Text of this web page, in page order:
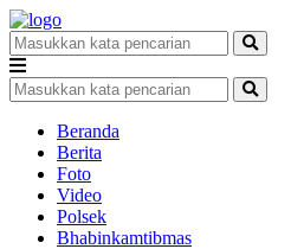
Beranda
Berita
Foto
Video
Polsek
Bhabinkamtibmas